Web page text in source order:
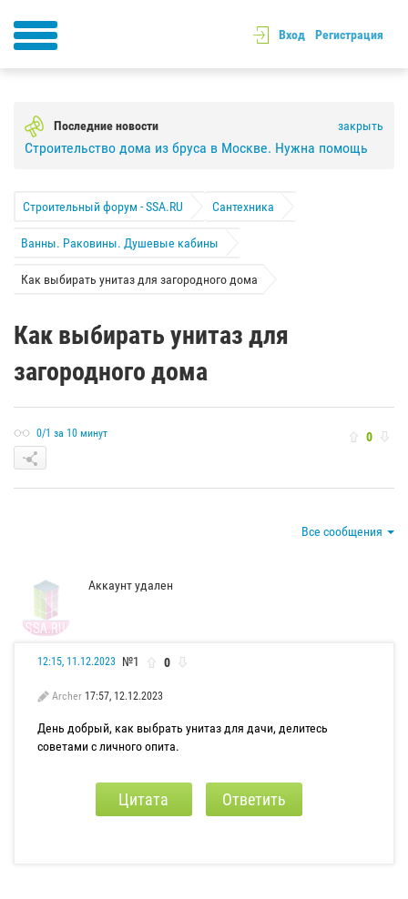
Вход Регистрация
Последние новости закрыть
Строительство дома из бруса в Москве. Нужна помощь
Строительный форум - SSA.RU Сантехника
Ванны. Раковины. Душевые кабины
Как выбирать унитаз для загородного дома
Как выбирать унитаз для
загородного дома
0/1 за 10 минут 0
Все сообщения
Аккаунт удален
12:15, 11.12.2023 №1 0
Archer 17:57, 12.12.2023
День добрый, как выбрать унитаз для дачи, делитесь
советами с личного опита.
Цитата Ответить